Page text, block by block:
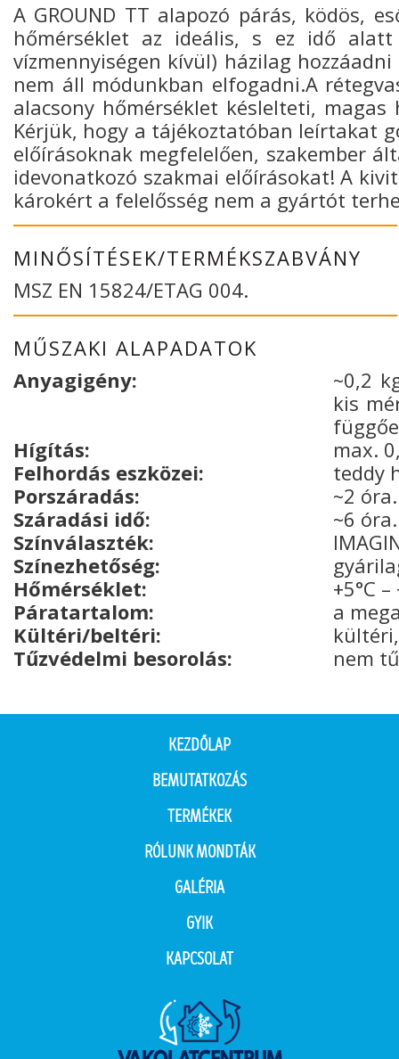
A GROUND TT alapozó párás, ködös,
hőmérséklet az ideális, s ez idő alatt
vízmennyiségen kívül) házilag
nem áll módunkban elfogadni.A
alacsony hőmérséklet késlelteti,
Kérjük, hogy a tájékoztatóban leírtakat
előírásoknak megfelelően, szakember
idevonatkozó szakmai előírásokat! A
károkért a felelősség nem a gyártót
MINŐSÍTÉSEK/TERMÉKSZABVÁNY
MSZ EN 15824/ETAG 004.
MŰSZAKI ALAPADATOK
Anyagigény:
~0,2
kis
Hígítás:
max.
Felhordás eszközei:
teddy
Porszáradás:
~2
Száradási idő:
~6
Színválaszték:
Színezhetőség:
Hőmérséklet:
+5°C
Páratartalom:
a
Kültéri/beltéri:
Tűzvédelmi besorolás:
nem
KEZDŐLAP
BEMUTATKOZÁS
TERMÉKEK
RÓLUNK MONDTÁK
GALÉRIA
GYIK
KAPCSOLAT